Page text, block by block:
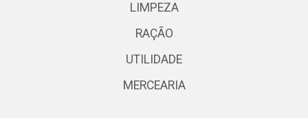
LIMPEZA
RAÇÃO
UTILIDADE
MERCEARIA